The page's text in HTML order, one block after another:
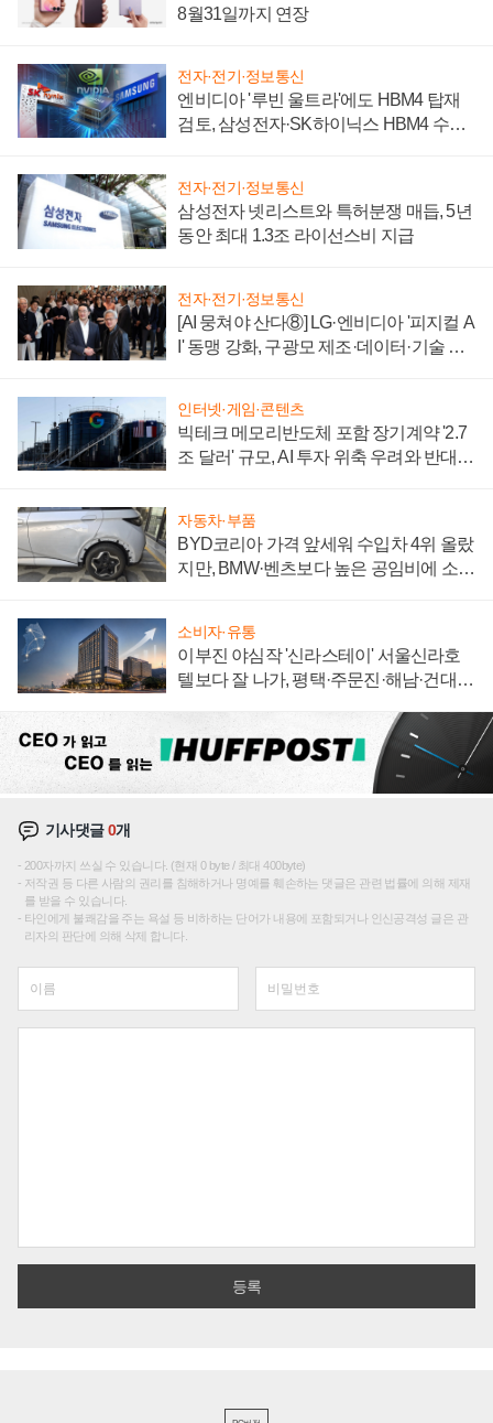
8월31일까지 연장
전자·전기·정보통신
엔비디아 '루빈 울트라'에도 HBM4 탑재
검토, 삼성전자·SK하이닉스 HBM4 수율
전자·전기·정보통신
삼성전자 넷리스트와 특허분쟁 매듭, 5년
동안 최대 1.3조 라이선스비 지급
전자·전기·정보통신
[AI 뭉쳐야 산다⑧] LG·엔비디아 '피지컬 A
I' 동맹 강화, 구광모 제조·데이터·기술 결
인터넷·게임·콘텐츠
빅테크 메모리반도체 포함 장기계약 '2.7
조 달러' 규모, AI 투자 위축 우려와 반대
자동차·부품
BYD코리아 가격 앞세워 수입차 4위 올랐
지만, BMW·벤츠보다 높은 공임비에 소비
소비자·유통
이부진 야심작 '신라스테이' 서울신라호
텔보다 잘 나가, 평택·주문진·해남·건대로
기사댓글0개
200자까지 쓰실 수 있습니다. (현재 0 byte / 최대 400byte)
저작권 등 다른 사람의 권리를 침해하거나 명예를 훼손하는 댓글은 관련 법률에 의해 제재
를 받을 수 있습니다.
타인에게 불쾌감을 주는 욕설 등 비하하는 단어가 내용에 포함되거나 인신공격성 글은 관
리자의 판단에 의해 삭제 합니다.